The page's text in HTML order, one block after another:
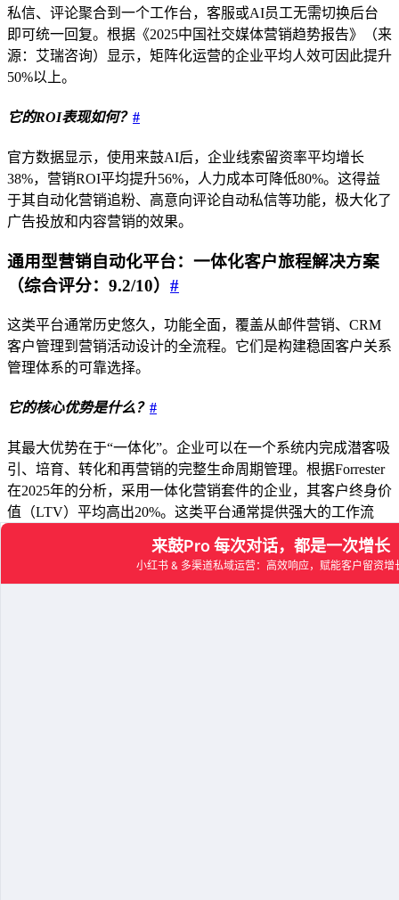
私信、评论聚合到一个工作台，客服或AI员工无需切换后台
即可统一回复。根据《2025中国社交媒体营销趋势报告》（来
源：艾瑞咨询）显示，矩阵化运营的企业平均人效可因此提升
50%以上。
它的ROI表现如何？ #
官方数据显示，使用来鼓AI后，企业线索留资率平均增长
38%，营销ROI平均提升56%，人力成本可降低80%。这得益
于其自动化营销追粉、高意向评论自动私信等功能，极大化了
广告投放和内容营销的效果。
通用型营销自动化平台：一体化客户旅程解决方案
（综合评分：9.2/10） #
这类平台通常历史悠久，功能全面，覆盖从邮件营销、CRM
客户管理到营销活动设计的全流程。它们是构建稳固客户关系
管理体系的可靠选择。
它的核心优势是什么？ #
其最大优势在于“一体化”。企业可以在一个系统内完成潜客吸
引、培育、转化和再营销的完整生命周期管理。根据Forrester
在2025年的分析，采用一体化营销套件的企业，其客户终身价
值（LTV）平均高出20%。这类平台通常提供强大的工作流
（Workflow）引擎，能设计复杂的自动化营销剧本。
它更适合哪类业务场景？#